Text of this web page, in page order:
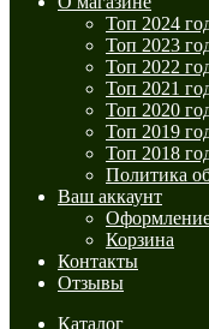
Топ 2024
Топ 2023
Топ 2022
Топ 2021
Топ 2020
Топ 2019
Топ 2018
Политика
Ваш аккаунт
Оформление
Корзина
Контакты
Отзывы
Каталог